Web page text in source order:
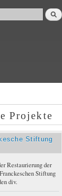
Suche
Projekte
Stiftung
Restaurierung der
Stiftung
div.